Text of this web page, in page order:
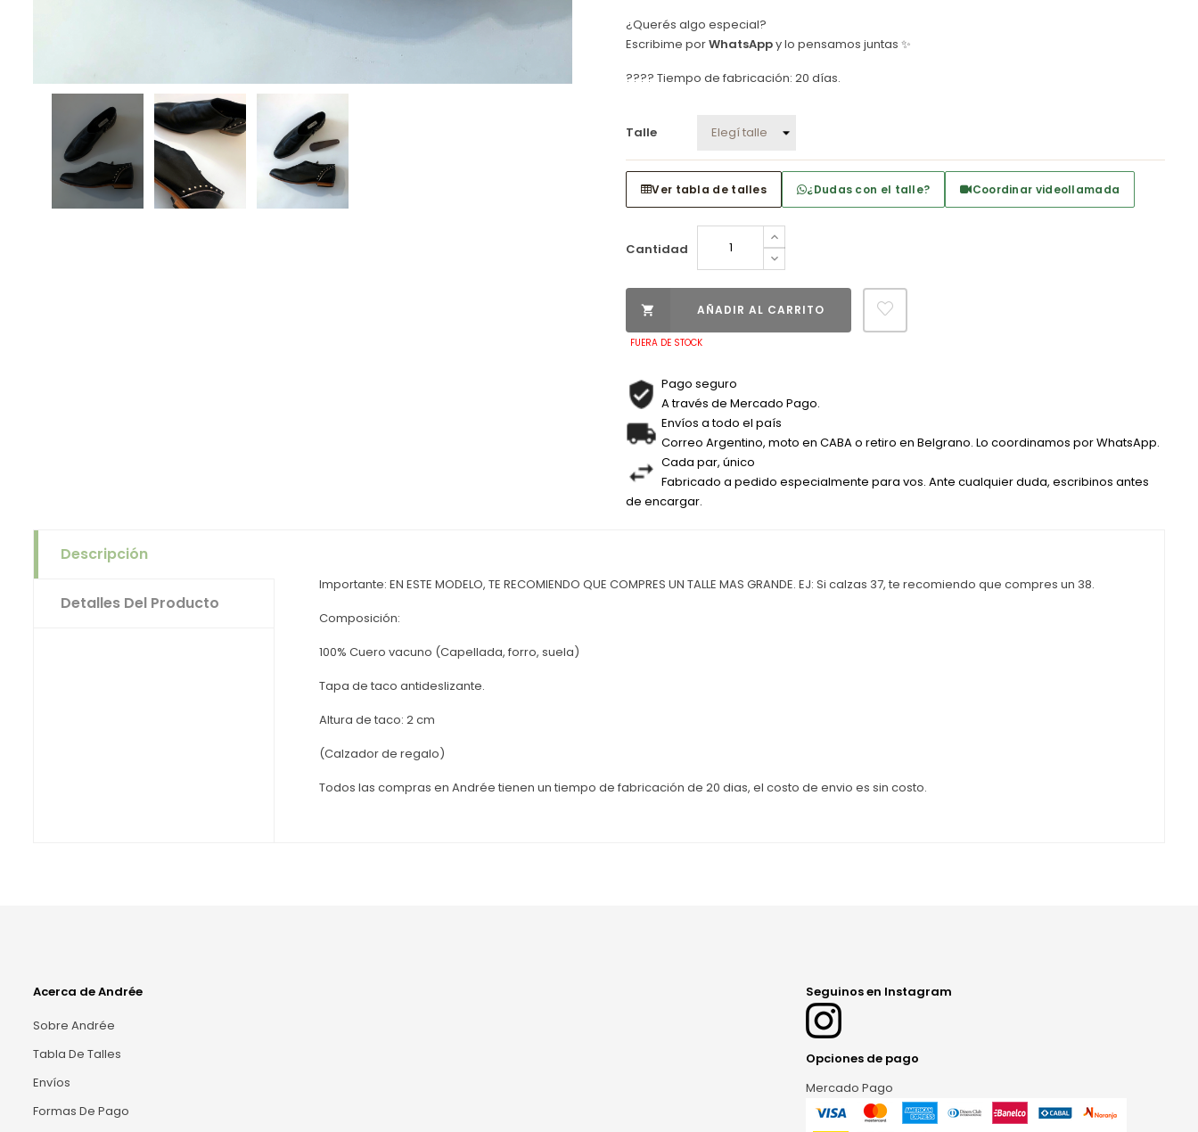
¿Querés algo especial?
Escribime porWhatsAppy lo pensamos juntas ✨
???? Tiempo de fabricación: 20 días.
Talle
Ver tabla de talles ¿Dudas con el talle? Coordinar videollamada
Cantidad
 AÑADIR AL CARRITO
FUERA DE STOCK
Pago seguro
A través de Mercado Pago.
Envíos a todo el país
Correo Argentino, moto en CABA o retiro en Belgrano. Lo coordinamos por WhatsApp.
Cada par, único
Fabricado a pedido especialmente para vos. Ante cualquier duda, escribinos antes
de encargar.
Descripción
Detalles Del Producto
Importante: EN ESTE MODELO, TE RECOMIENDO QUE COMPRES UN TALLE MAS GRANDE. EJ: Si calzas 37, te recomiendo que compres un 38.
Composición:
100% Cuero vacuno (Capellada, forro, suela)
Tapa de taco antideslizante.
Altura de taco: 2 cm
(Calzador de regalo)
Todos las compras en Andrée tienen un tiempo de fabricación de 20 dias, el costo de envio es sin costo.
Acerca de Andrée
Sobre Andrée
Tabla De Talles
Envíos
Formas De Pago
Seguinos en Instagram
Opciones de pago
Mercado Pago